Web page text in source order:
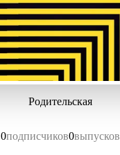
Родительская
0подписчиков0выпусков